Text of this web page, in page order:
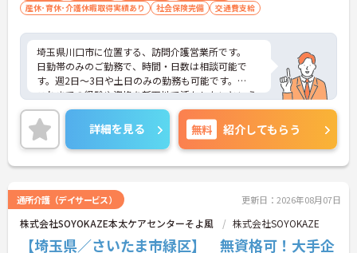
産休･育休･介護休暇取得実績あり
社会保険完備 交通費支給
埼玉県川口市に位置する、訪問介護営業所です。
日勤帯のみのご勤務で、時間・日数は相談可能で
す。週2日～3日や土日のみの勤務も可能です。
これまでの経験や資格を新天地で活かしたいという
方はもちろん、未経験の方やブランクに不安のある
方のご応募もお待ちしております。
ご興味をお持ちの方はお気軽にお問い合わせくださ
い。
詳細を見る 無料 紹介してもらう
通所介護（デイサービス） 更新日：2026年08月07日
株式会社SOYOKAZE本太ケアセンターそよ風 株式会社SOYOKAZE
【埼玉県／さいたま市緑区】 無資格可！大手企